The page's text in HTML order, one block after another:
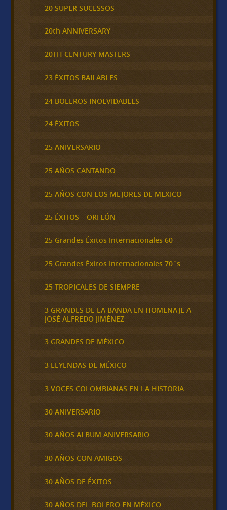
20 SUPER SUCESSOS
20th ANNIVERSARY
20TH CENTURY MASTERS
23 ÉXITOS BAILABLES
24 BOLEROS INOLVIDABLES
24 ÉXITOS
25 ANIVERSARIO
25 AÑOS CANTANDO
25 AÑOS CON LOS MEJORES DE MEXICO
25 ÉXITOS – ORFEÓN
25 Grandes Éxitos Internacionales 60
25 Grandes Éxitos Internacionales 70´s
25 TROPICALES DE SIEMPRE
3 GRANDES DE LA BANDA EN HOMENAJE A
JOSÉ ALFREDO JIMÉNEZ
3 GRANDES DE MÉXICO
3 LEYENDAS DE MÉXICO
3 VOCES COLOMBIANAS EN LA HISTORIA
30 ANIVERSARIO
30 AÑOS ALBUM ANIVERSARIO
30 AÑOS CON AMIGOS
30 AÑOS DE ÉXITOS
30 AÑOS DEL BOLERO EN MÉXICO